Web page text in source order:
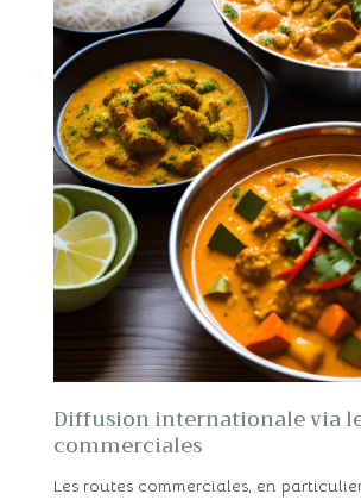
Diffusion internationale via
commerciales
Les routes commerciales, en